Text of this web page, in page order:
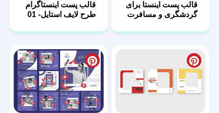
قالب پست اینستا برای
گردشگری و مسافرت
قالب پست اینستاگرام
طرح لایف استایل- 01